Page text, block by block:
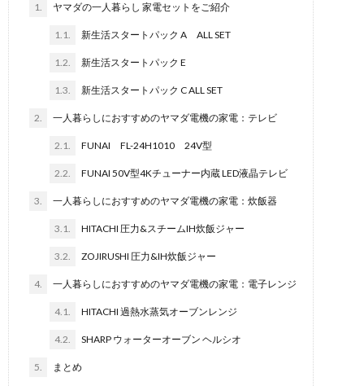
1. ヤマダの一人暮らし 家電セットをご紹介
1.1. 新生活スタートパック A ALL SET
1.2. 新生活スタートパック E
1.3. 新生活スタートパック C ALL SET
2. 一人暮らしにおすすめのヤマダ電機の家電：テレビ
2.1. FUNAI FL-24H1010 24V型
2.2. FUNAI 50V型4Kチューナー内蔵 LED液晶テレビ
3. 一人暮らしにおすすめのヤマダ電機の家電：炊飯器
3.1. HITACHI 圧力&スチームIH炊飯ジャー
3.2. ZOJIRUSHI 圧力&IH炊飯ジャー
4. 一人暮らしにおすすめのヤマダ電機の家電：電子レンジ
4.1. HITACHI 過熱水蒸気オーブンレンジ
4.2. SHARP ウォーターオーブン ヘルシオ
5. まとめ